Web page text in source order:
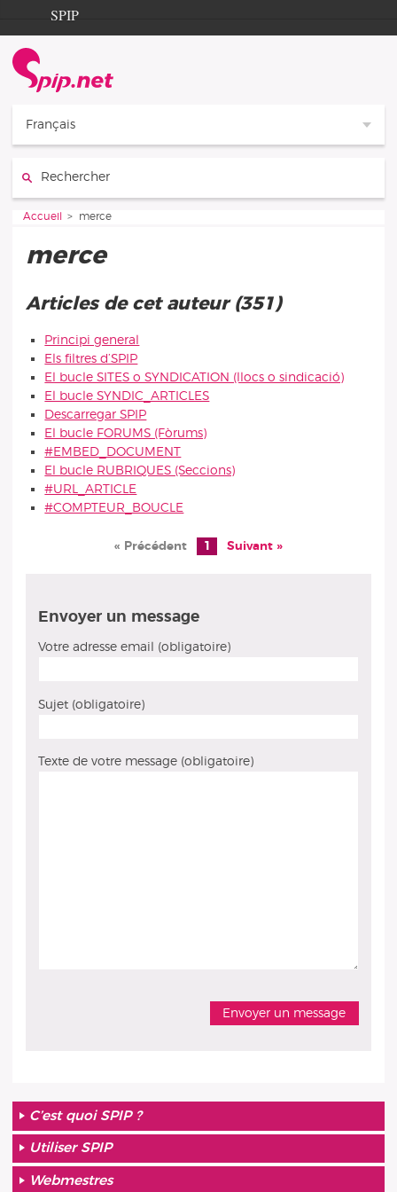
Aller au contenu
Aller à la navigation
SPIP
Documentation
Contribution
Français
Vous êtes ici :
Accueil merce
merce
Articles de cet auteur (351)
Principi general
Els filtres d’SPIP
El bucle SITES o SYNDICATION (llocs o sindicació)
El bucle SYNDIC_ARTICLES
Descarregar SPIP
El bucle FORUMS (Fòrums)
#EMBED_DOCUMENT
El bucle RUBRIQUES (Seccions)
#URL_ARTICLE
#COMPTEUR_BOUCLE
« Précédent 1 Suivant »
Envoyer un message
Votre adresse email (obligatoire)
Sujet (obligatoire)
Texte de votre message (obligatoire)
C’est quoi SPIP ?
Utiliser SPIP
Webmestres